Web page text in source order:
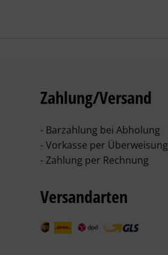
Zahlung/Versand
- Barzahlung bei Abholung
- Vorkasse per Überweisung
- Zahlung per Rechnung
Versandarten